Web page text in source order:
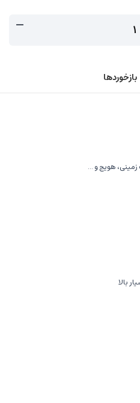
بازخوردها
هویج و ...
بالا